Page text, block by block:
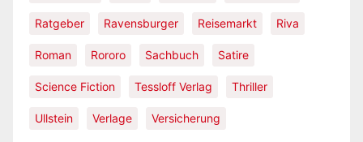
Ratgeber Ravensburger Reisemarkt Riva
Roman Rororo Sachbuch Satire
Science Fiction Tessloff Verlag Thriller
Ullstein Verlage Versicherung